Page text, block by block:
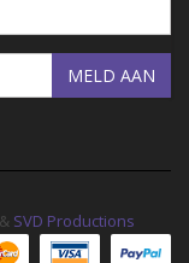
MELD AAN
& SVD Productions